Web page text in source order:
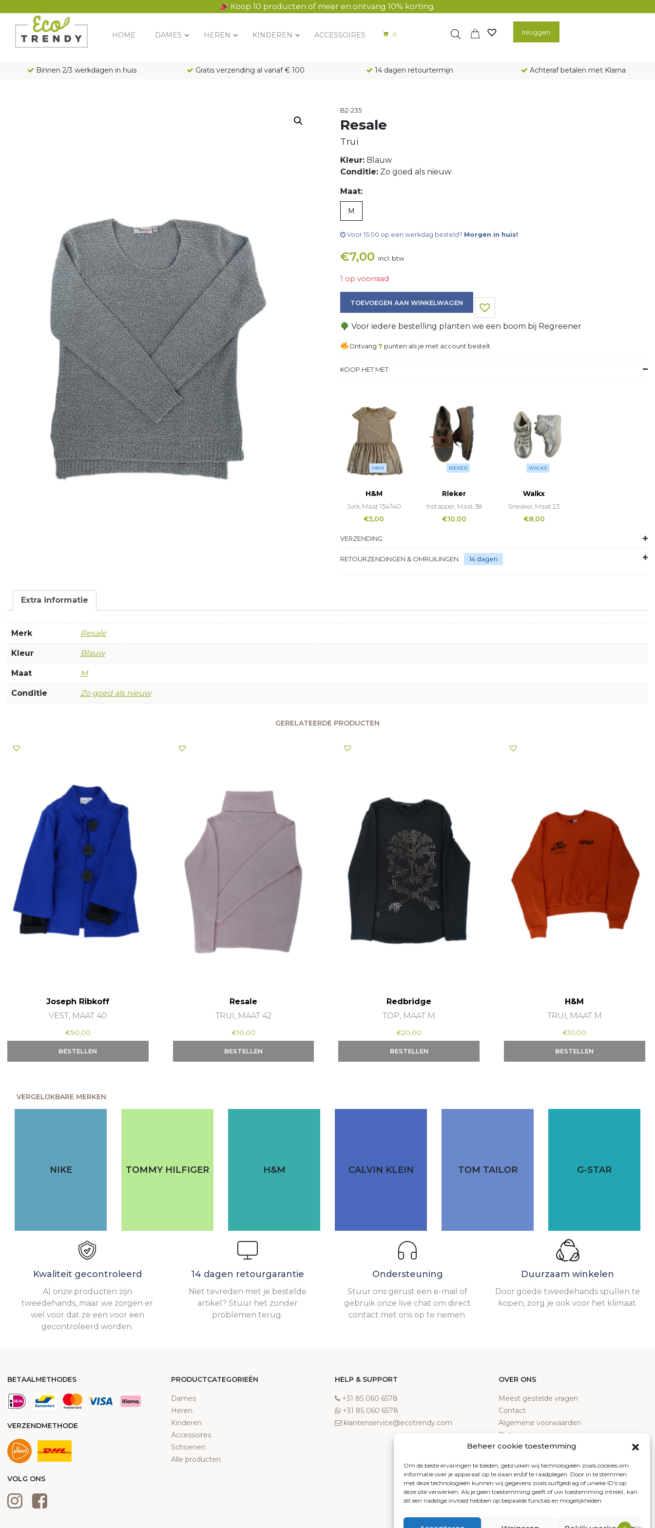
Koop 10 producten of meer en ontvang 10% korting.
Beheer cookie toestemming
Om de beste ervaringen te bieden, gebruiken wij technologieën zoals cookies om
informatie over je apparaat op te slaan en/of te raadplegen. Door in te stemmen
met deze technologieën kunnen wij gegevens zoals surfgedrag of unieke ID's op
deze site verwerken. Als je geen toestemming geeft of uw toestemming intrekt, kan
dit een nadelige invloed hebben op bepaalde functies en mogelijkheden.
Main Navigation
HOME DAMES HEREN KINDEREN ACCESSOIRES 0 Inloggen
Binnen 2/3 werkdagen in huis Gratis verzending al vanaf € 100 14 dagen retourtermijn Achteraf betalen met Klarna
B2-235
Resale
Trui
Kleur: Blauw
Conditie: Zo goed als nieuw
Maat:
M
Voor 15:00 op een werkdag besteld? Morgen in huis!
€7,00 incl. btw
1 op voorraad
TOEVOEGEN AAN WINKELWAGEN
Voor iedere bestelling planten we een boom bij Regreener
Ontvang 7 punten als je met account bestelt.
KOOP HET MET
H&M
H&M
Jurk, Maat 134/140
€5,00
RIEKER
Rieker
Instapper, Maat 38
€10,00
WALKX
Walkx
Sneaker, Maat 23
€8,00
VERZENDING
RETOURZENDINGEN & OMRUILINGEN 14 dagen
Extra informatie
Merk Resale
Kleur Blauw
Maat M
Conditie Zo goed als nieuw
GERELATEERDE PRODUCTEN
Joseph Ribkoff
VEST, MAAT 40
€50,00
BESTELLEN
Resale
TRUI, MAAT 42
€10,00
BESTELLEN
Redbridge
TOP, MAAT M
€20,00
BESTELLEN
H&M
TRUI, MAAT M
€10,00
BESTELLEN
VERGELIJKBARE MERKEN
NIKE TOMMY HILFIGER H&M CALVIN KLEIN TOM TAILOR G-STAR
Kwaliteit gecontroleerd
Al onze producten zijn
tweedehands, maar we zorgen er
wel voor dat ze een voor een
gecontroleerd worden.
14 dagen retourgarantie
Niet tevreden met je bestelde
artikel? Stuur het zonder
problemen terug.
Ondersteuning
Stuur ons gerust een e-mail of
gebruik onze live chat om direct
contact met ons op te nemen.
Duurzaam winkelen
Door goede tweedehands spullen te
kopen, zorg je ook voor het klimaat.
BETAALMETHODES
VERZENDMETHODE
VOLG ONS
PRODUCTCATEGORIEËN
Dames
Heren
Kinderen
Accessoires
Schoenen
Alle producten
HELP & SUPPORT
‎+31 85 060 6578
‎+31 85 060 6578
klantenservice@ecotrendy.com
OVER ONS
Meest gestelde vragen
Contact
Algemene voorwaarden
Retourneren
Klachten
Cookiebeleid